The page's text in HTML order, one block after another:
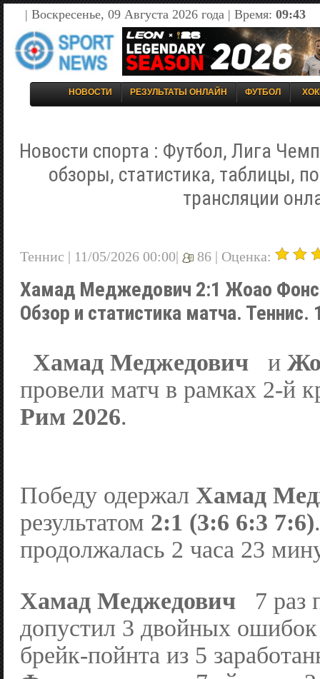
| Воскресенье, 09 Августа 2026 года | Время: 09:43
НОВОСТИ РЕЗУЛЬТАТЫ ОНЛАЙН ФУТБОЛ
Новости спорта : Футбол, Лига
обзоры, статистика, таблицы,
трансляции
Теннис | 11/05/2026 00:00| 86 | Оценка:
Хамад Меджедович 2:1 Жоао
Обзор и статистика матча. Теннис.
Хамад Меджедович и
провели матч в рамках 2-й
Рим 2026.
Победу одержал Хамад
результатом 2:1 (3:6 6:3 7:6)
продолжалась 2 часа 23
Хамад Меджедович
7 раз
допустил 3 двойных ошибок
брейк-пойнта из 5